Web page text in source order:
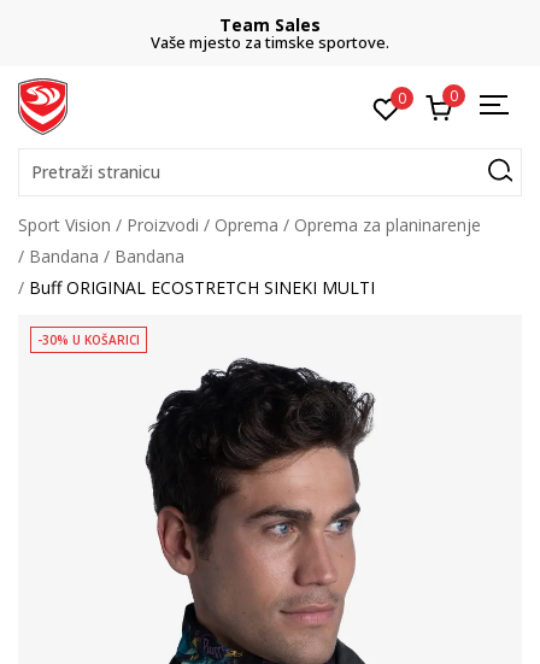
Team Sales
Vaše mjesto za timske sportove.
0 0
Pretraži stranicu
Sport Vision Proizvodi Oprema
Oprema za planinarenje
Bandana
Bandana
Buff ORIGINAL ECOSTRETCH SINEKI MULTI
-30% U KOŠARICI